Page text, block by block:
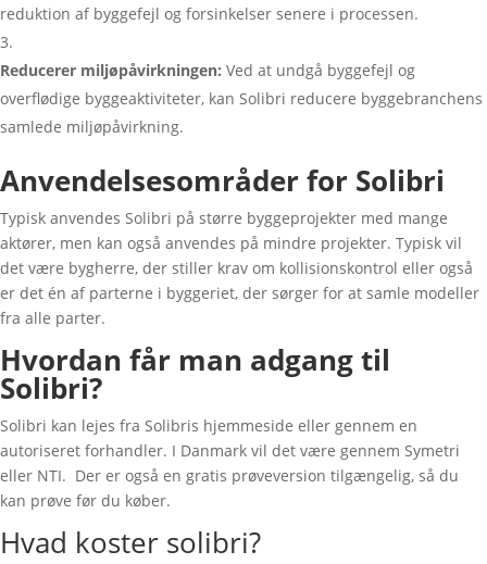
reduktion af byggefejl og forsinkelser senere i processen.
Reducerer miljøpåvirkningen: Ved at undgå byggefejl og
overflødige byggeaktiviteter, kan Solibri reducere byggebranchens
samlede miljøpåvirkning.
Anvendelsesområder for Solibri
Typisk anvendes Solibri på større byggeprojekter med mange
aktører, men kan også anvendes på mindre projekter. Typisk vil
det være bygherre, der stiller krav om kollisionskontrol eller også
er det én af parterne i byggeriet, der sørger for at samle modeller
fra alle parter.
Hvordan får man adgang til
Solibri?
Solibri kan lejes fra Solibris hjemmeside eller gennem en
autoriseret forhandler. I Danmark vil det være gennem Symetri
eller NTI. Der er også en gratis prøveversion tilgængelig, så du
kan prøve før du køber.
Hvad koster solibri?